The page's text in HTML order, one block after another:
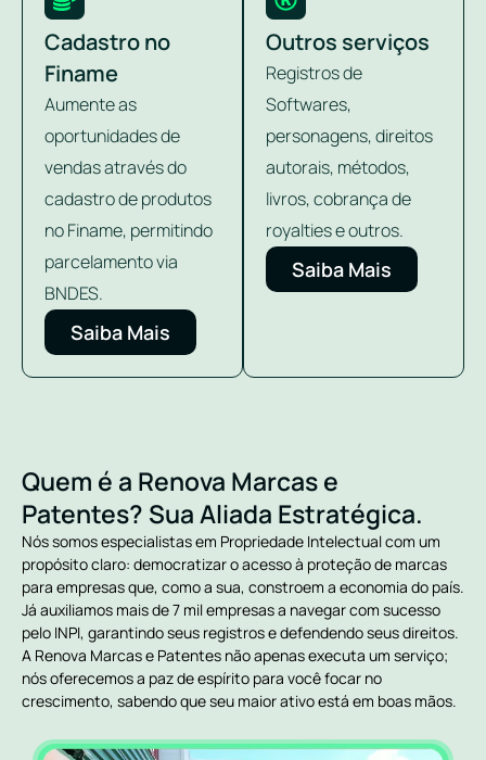
Cadastro no
Finame
Aumente as
oportunidades de
vendas através do
cadastro de produtos
no Finame, permitindo
parcelamento via
BNDES.
Saiba Mais
Outros serviços
Registros de
Softwares,
personagens, direitos
autorais, métodos,
livros, cobrança de
royalties e outros.
Saiba Mais
Quem é a Renova Marcas e
Patentes? Sua Aliada Estratégica.
Nós somos especialistas em Propriedade Intelectual com um
propósito claro: democratizar o acesso à proteção de marcas
para empresas que, como a sua, constroem a economia do país.
Já auxiliamos mais de 7 mil empresas a navegar com sucesso
pelo INPI, garantindo seus registros e defendendo seus direitos.
A Renova Marcas e Patentes não apenas executa um serviço;
nós oferecemos a paz de espírito para você focar no
crescimento, sabendo que seu maior ativo está em boas mãos.